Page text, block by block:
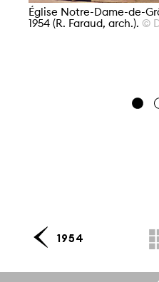
Église Notre-Dame-de-
1954 (R. Faraud, arch.). ©
1954